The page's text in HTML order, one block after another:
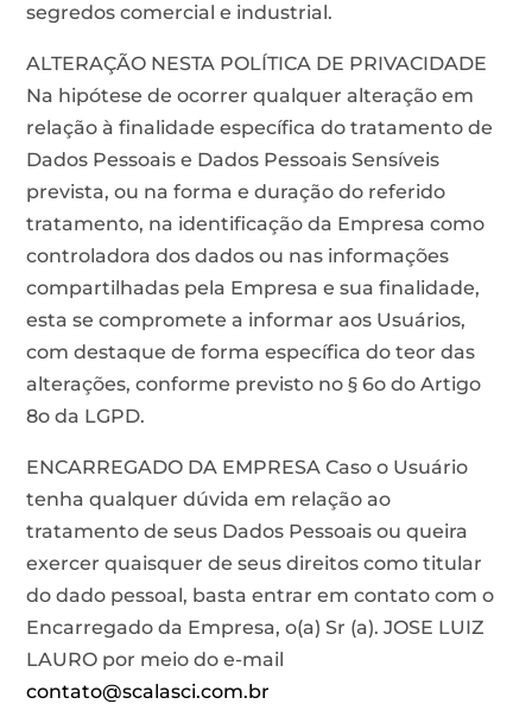
segredos comercial e industrial.
ALTERAÇÃO NESTA POLÍTICA DE PRIVACIDADE
Na hipótese de ocorrer qualquer alteração em
relação à finalidade específica do tratamento de
Dados Pessoais e Dados Pessoais Sensíveis
prevista, ou na forma e duração do referido
tratamento, na identificação da Empresa como
controladora dos dados ou nas informações
compartilhadas pela Empresa e sua finalidade,
esta se compromete a informar aos Usuários,
com destaque de forma específica do teor das
alterações, conforme previsto no § 6o do Artigo
8o da LGPD.
ENCARREGADO DA EMPRESA Caso o Usuário
tenha qualquer dúvida em relação ao
tratamento de seus Dados Pessoais ou queira
exercer quaisquer de seus direitos como titular
do dado pessoal, basta entrar em contato com o
Encarregado da Empresa, o(a) Sr (a). JOSE LUIZ
LAURO por meio do e-mail
contato@scalasci.com.br